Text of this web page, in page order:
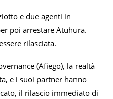
e due agenti in
poi arrestare Atuhura.
rilasciata.
(Afiego), la realtà
e i suoi partner hanno
il rilascio immediato di